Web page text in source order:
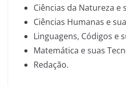
Ciências da Natureza e
Ciências Humanas e
Linguagens, Códigos e
Matemática e suas
Redação.